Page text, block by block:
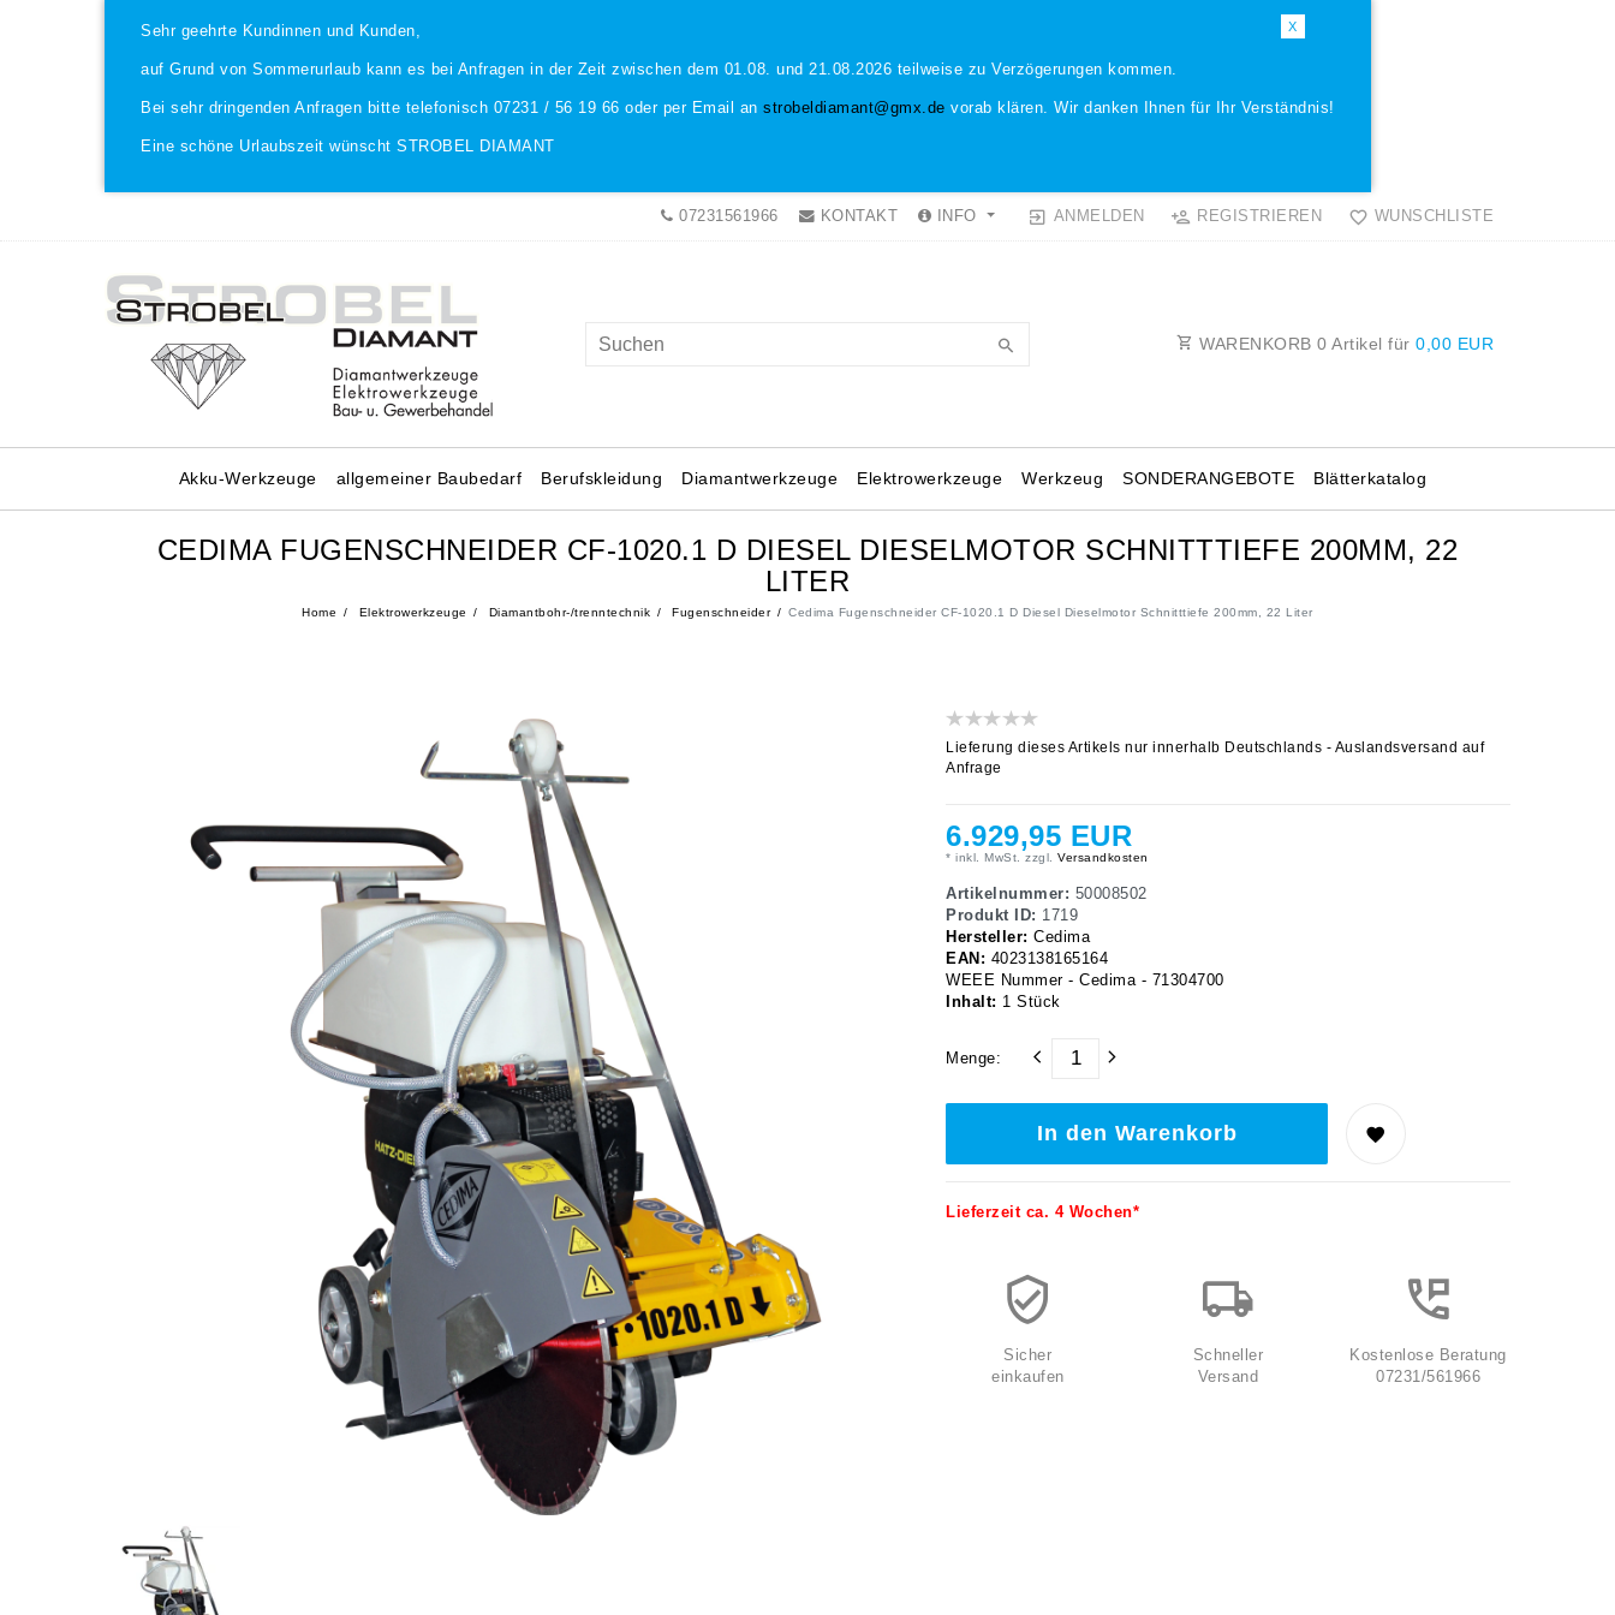
X
Sehr geehrte Kundinnen und Kunden,
auf Grund von Sommerurlaub kann es bei Anfragen in der Zeit zwischen dem 01.08. und 21.08.2026 teilweise zu Verzögerungen kommen.
Bei sehr dringenden Anfragen bitte telefonisch 07231 / 56 19 66 oder per Email an strobeldiamant@gmx.de vorab klären. Wir danken Ihnen für Ihr Verständnis!
Eine schöne Urlaubszeit wünscht STROBEL DIAMANT
07231561966 KONTAKT INFO ANMELDEN REGISTRIEREN WUNSCHLISTE
WARENKORB 0 Artikel für 0,00 EUR
Akku-Werkzeuge allgemeiner Baubedarf Berufskleidung Diamantwerkzeuge Elektrowerkzeuge Werkzeug Blätterkatalog
SONDERANGEBOTE
CEDIMA FUGENSCHNEIDER CF-1020.1 D DIESEL DIESELMOTOR SCHNITTTIEFE 200MM, 22
LITER
Home Elektrowerkzeuge Diamantbohr-/trenntechnik Fugenschneider Cedima Fugenschneider CF-1020.1 D Diesel Dieselmotor Schnitttiefe 200mm, 22 Liter
Lieferung dieses Artikels nur innerhalb Deutschlands - Auslandsversand auf
Anfrage
6.929,95 EUR
* inkl. MwSt. zzgl. Versandkosten
Artikelnummer: 50008502
Produkt ID: 1719
Hersteller: Cedima
EAN: 4023138165164
WEEE Nummer - Cedima - 71304700
Inhalt: 1 Stück
Menge:
In den Warenkorb
Lieferzeit ca. 4 Wochen*
Sicher
einkaufen
Schneller
Versand
Kostenlose Beratung
07231/561966